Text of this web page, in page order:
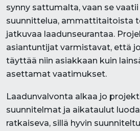
synny sattumalta, vaan se
suunnittelua, ammattitaitoista
jatkuvaa laadunseurantaa.
asiantuntijat varmistavat, että
täyttää niin asiakkaan kuin
asettamat vaatimukset.
Laadunvalvonta alkaa jo
suunnitelmat ja aikataulut
ratkaiseva, sillä hyvin